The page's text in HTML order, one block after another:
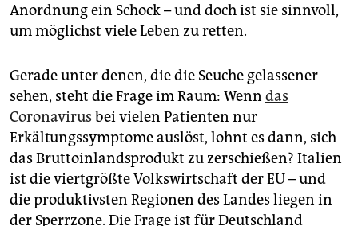
Anordnung ein Schock – und doch ist sie sinnvoll,
um möglichst viele Leben zu retten.
Gerade unter denen, die die Seuche gelassener
sehen, steht die Frage im Raum: Wenn das
Coronavirus bei vielen Patienten nur
Erkältungssymptome auslöst, lohnt es dann, sich
das Bruttoinlandsprodukt zu zerschießen? Italien
ist die viertgrößte Volkswirtschaft der EU – und
die produktivsten Regionen des Landes liegen in
der Sperrzone. Die Frage ist für Deutschland